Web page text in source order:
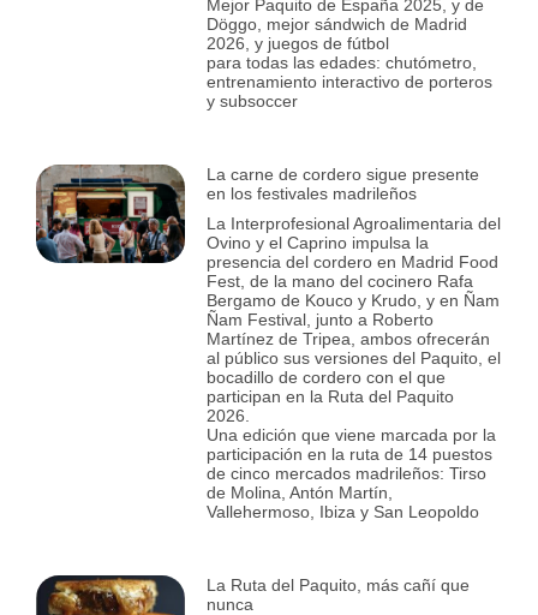
Mejor Paquito de España 2025, y de
Döggo, mejor sándwich de Madrid
2026, y juegos de fútbol
para todas las edades: chutómetro,
entrenamiento interactivo de porteros
y subsoccer
La carne de cordero sigue presente
en los festivales madrileños
La Interprofesional Agroalimentaria del
Ovino y el Caprino impulsa la
presencia del cordero en Madrid Food
Fest, de la mano del cocinero Rafa
Bergamo de Kouco y Krudo, y en Ñam
Ñam Festival, junto a Roberto
Martínez de Tripea, ambos ofrecerán
al público sus versiones del Paquito, el
bocadillo de cordero con el que
participan en la Ruta del Paquito
2026.
Una edición que viene marcada por la
participación en la ruta de 14 puestos
de cinco mercados madrileños: Tirso
de Molina, Antón Martín,
Vallehermoso, Ibiza y San Leopoldo
La Ruta del Paquito, más cañí que
nunca